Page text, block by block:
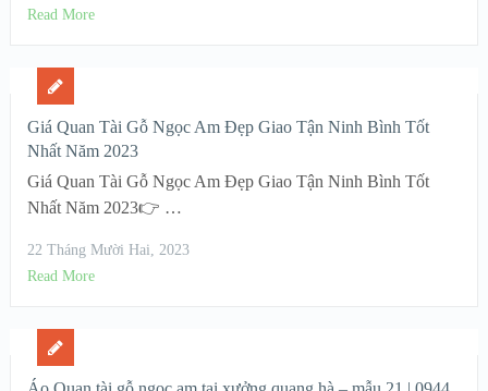
Read More
Giá Quan Tài Gỗ Ngọc Am Đẹp Giao Tận Ninh Bình Tốt
Nhất Năm 2023
Giá Quan Tài Gỗ Ngọc Am Đẹp Giao Tận Ninh Bình Tốt
Nhất Năm 2023👉 …
22 Tháng Mười Hai, 2023
Read More